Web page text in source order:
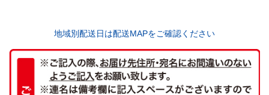
地域別配送日は配送MAPをご確認ください